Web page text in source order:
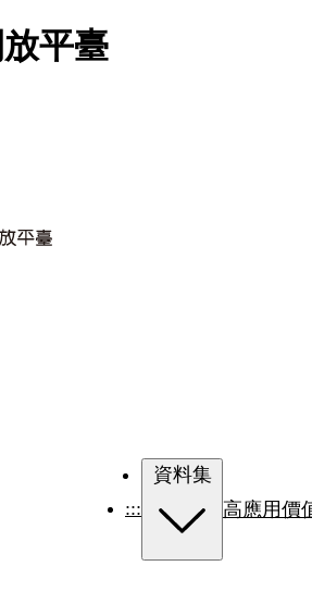
平臺
:::
資料集
高應用價